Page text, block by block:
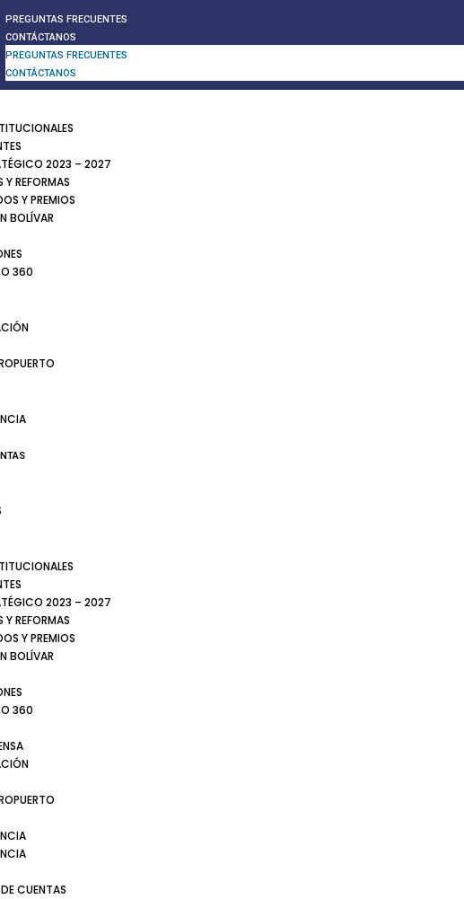
PREGUNTAS FRECUENTES
CONTÁCTANOS
PREGUNTAS FRECUENTES
CONTÁCTANOS
2023 – 2027
REFORMAS
Y PREMIOS
BOLÍVAR
360
2023 – 2027
REFORMAS
Y PREMIOS
BOLÍVAR
360
CUENTAS